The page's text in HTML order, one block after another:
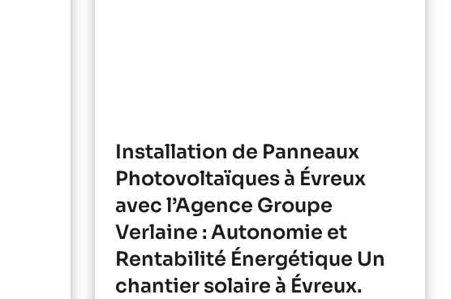
Installation de Panneaux
Photovoltaïques à Évreux
avec l’Agence Groupe
Verlaine : Autonomie et
Rentabilité Énergétique Un
chantier solaire à Évreux.